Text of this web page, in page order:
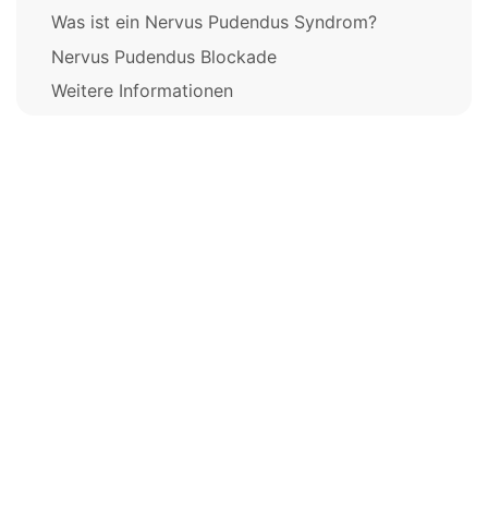
Was ist ein Nervus Pudendus Syndrom?
Nervus Pudendus Blockade
Weitere Informationen